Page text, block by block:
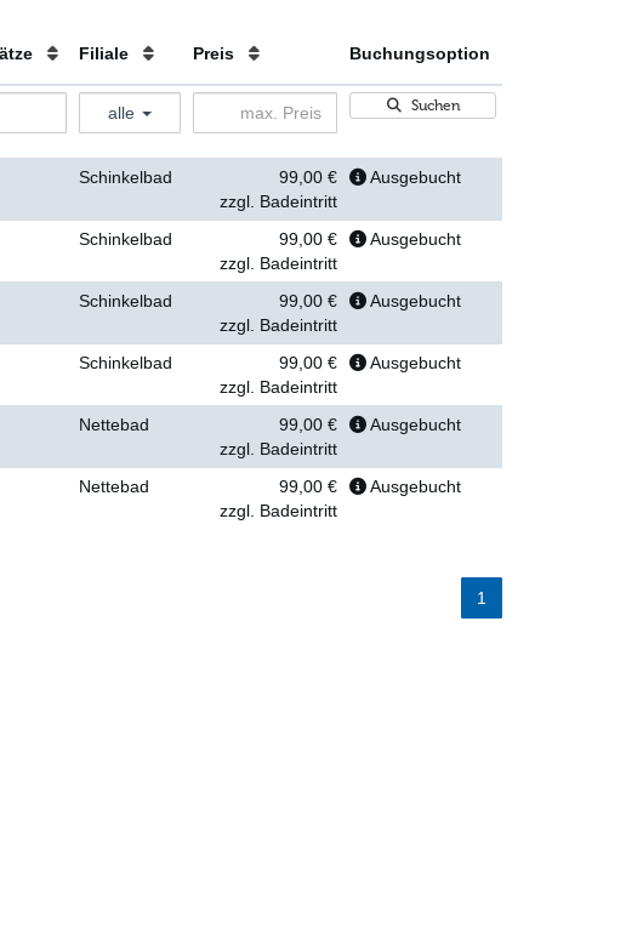
Filiale Preis Buchungsoption
alle Suchen
Schinkelbad
99,00 €
zzgl. Badeintritt
Ausgebucht
Schinkelbad
99,00 €
zzgl. Badeintritt
Ausgebucht
Schinkelbad
99,00 €
zzgl. Badeintritt
Ausgebucht
Schinkelbad
99,00 €
zzgl. Badeintritt
Ausgebucht
Nettebad
99,00 €
zzgl. Badeintritt
Ausgebucht
Nettebad
99,00 €
zzgl. Badeintritt
Ausgebucht
1